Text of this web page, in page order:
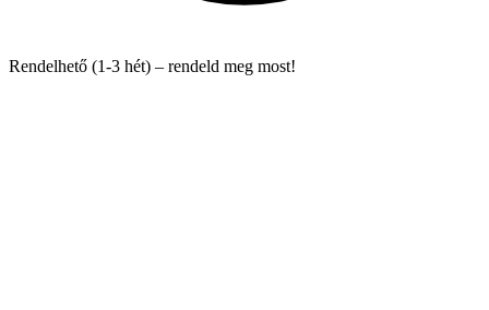
Rendelhető (1-3 hét) – rendeld meg most!